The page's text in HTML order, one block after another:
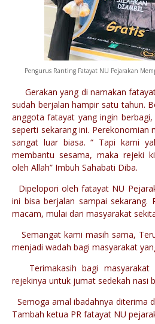
Pengurus Ranting Fatayat NU Pejarakan
Gerakan yang di namakan
sudah berjalan hampir satu tahun.
anggota fatayat yang ingin
seperti sekarang ini. Perekonomian
sangat luar biasa. “ Tapi kami
membantu sesama, maka rejeki
oleh Allah” Imbuh Sahabati Diba.
Dipelopori oleh fatayat NU
ini bisa berjalan sampai sekarang.
macam, mulai dari masyarakat
Semangat kami masih sama,
menjadi wadah bagi masyarakat
Terimakasih bagi masyarakat
rejekinya untuk jumat sedekah nasi
Semoga amal ibadahnya diterima
Tambah ketua PR fatayat NU